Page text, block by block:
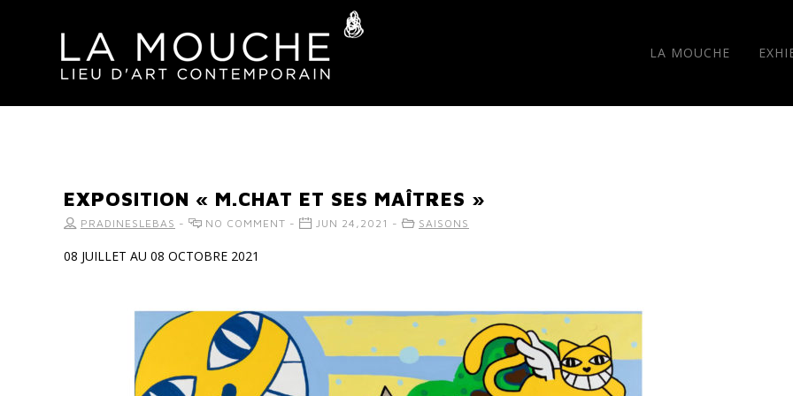
LA MOUCHE
EXPOSITION « M.CHAT ET SES MAÎTRES »
PRADINESLEBAS - NO COMMENT - JUN 24,2021 - SAISONS
08 JUILLET AU 08 OCTOBRE 2021